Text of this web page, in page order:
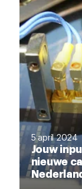
5 april 2024
Jouw
nieuwe